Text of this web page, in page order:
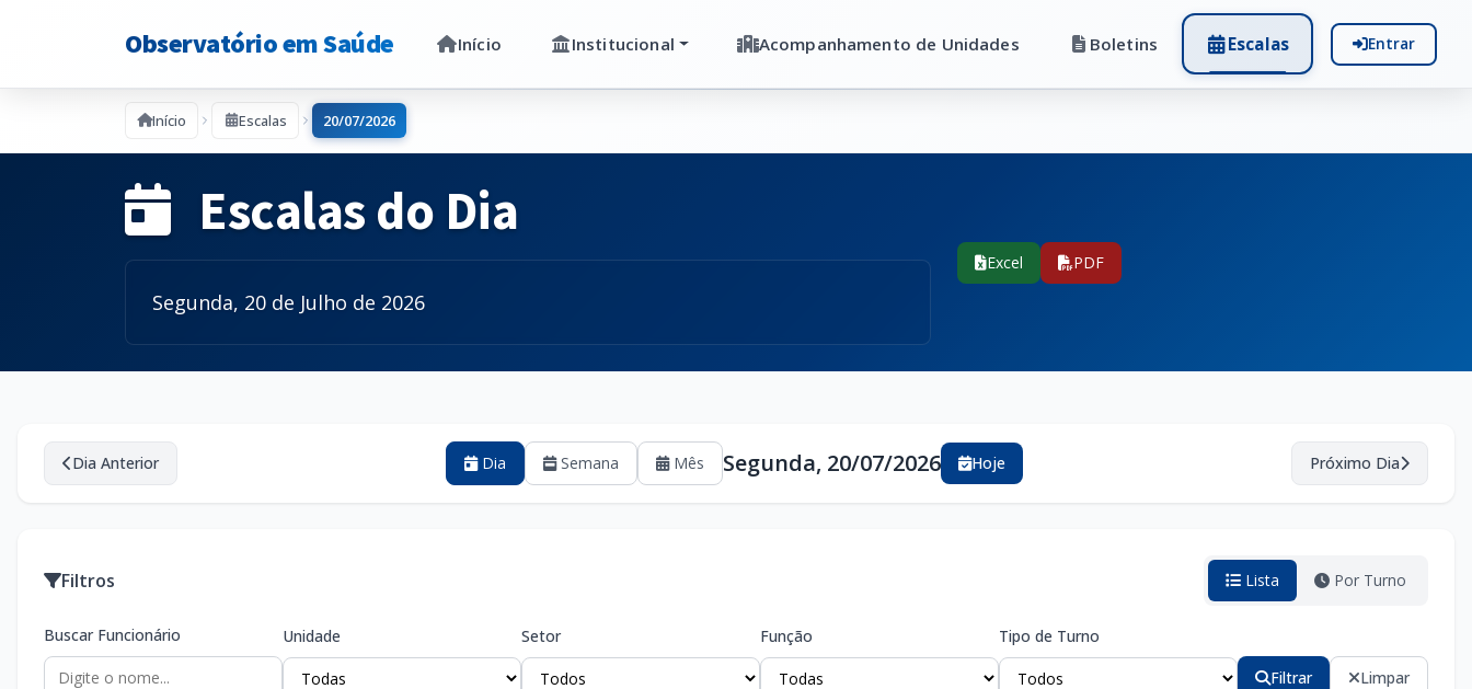
Observatório em Saúde Início Institucional Acompanhamento de Unidades Boletins Escalas Entrar
Início Escalas 20/07/2026
Escalas do Dia
Segunda, 20 de Julho de 2026
Excel PDF
Dia Anterior Dia Semana Mês Segunda, 20/07/2026 Hoje Próximo Dia
Filtros Lista Por Turno
Buscar Funcionário Unidade Setor Função
Tipo de Turno
Filtrar
Limpar